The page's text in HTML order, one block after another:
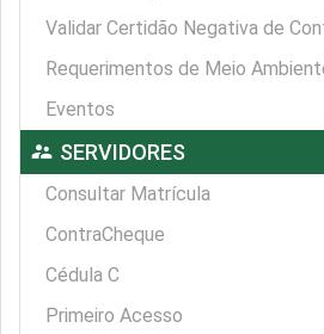
Validar Certidão Negativa de
Requerimentos de Meio
Eventos
supervisor_account SERVIDORES
Consultar Matrícula
ContraCheque
Cédula C
Primeiro Acesso